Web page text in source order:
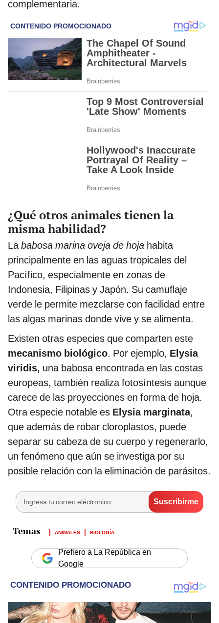
complementaria.
¿Qué otros animales tienen la
misma habilidad?
Lababosa marina oveja de hoja habita
principalmente en las aguas tropicales del
Pacífico, especialmente en zonas de
Indonesia, Filipinas y Japón. Su camuflaje
verde le permite mezclarse con facilidad entre
las algas marinas donde vive y se alimenta.
Existen otras especies que comparten este
mecanismo biológico. Por ejemplo, Elysia
viridis, una babosa encontrada en las costas
europeas, también realiza fotosíntesis aunque
carece de las proyecciones en forma de hoja.
Otra especie notable es Elysia marginata,
que además de robar cloroplastos, puede
separar su cabeza de su cuerpo y regenerarlo,
un fenómeno que aún se investiga por su
posible relación con la eliminación de parásitos.
ANIMALES BIOLOGÍA
Prefiero a La República en
Google